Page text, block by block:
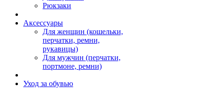
Рюкзаки
Аксессуары
Для женщин (кошельки,
перчатки, ремни,
рукавицы)
Для мужчин (перчатки,
портмоне, ремни)
Уход за обувью